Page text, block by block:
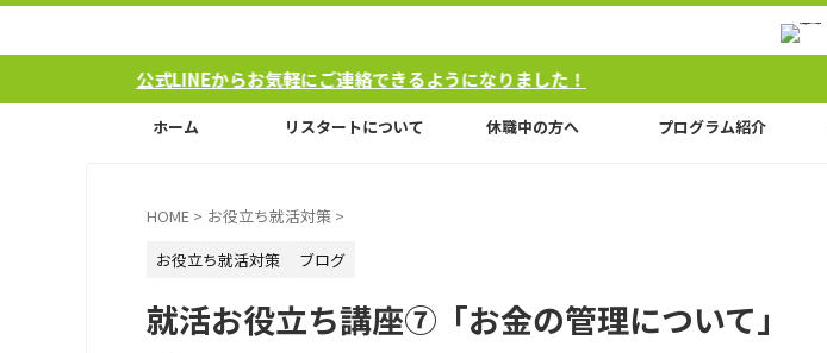
LINEからお気軽にご連絡できるようになりました！
ホーム リスタートについて 休職中の方へ プログラム紹介
HOME > お役立ち就活対策 >
お役立ち就活対策
ブログ
就活お役立ち講座⑦「お金の管理について」